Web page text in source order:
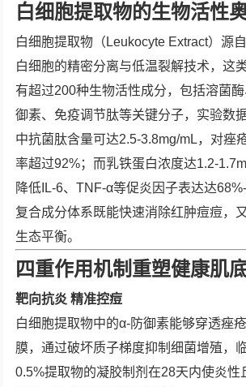
白细胞提取物的生物活性
白细胞提取物（Leukocyte Extract）源
白细胞的精密分离与低温裂解技术，这
有超过200种生物活性成分，包括溶菌
御素、免疫调节肽等关键分子，实验数
中抗菌肽含量可达2.5-3.8mg/mL，对痤
率超过92%；而乳铁蛋白浓度达1.2-
降低IL-6、TNF-α等促炎因子表达达
复合成分体系既能快速消除红肿痘痘，
生态平衡。
四重作用机制重塑健康肌
靶向抗炎 精准控痘
白细胞提取物中的α-防御素能够穿透痤
膜，通过破坏质子梯度抑制细菌增殖，
0.5%提取物的凝胶制剂在28天内使炎性